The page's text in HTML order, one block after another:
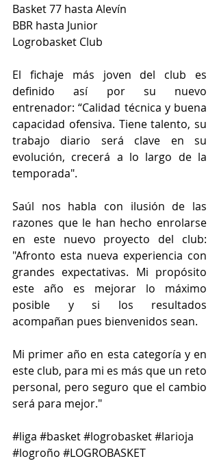
Basket 77 hasta Alevín
BBR hasta Junior
Logrobasket Club
El fichaje más joven del club es
definido así por su nuevo
entrenador: “Calidad técnica y buena
capacidad ofensiva. Tiene talento, su
trabajo diario será clave en su
evolución, crecerá a lo largo de la
temporada".
Saúl nos habla con ilusión de las
razones que le han hecho enrolarse
en este nuevo proyecto del club:
"Afronto esta nueva experiencia con
grandes expectativas. Mi propósito
este año es mejorar lo máximo
posible y si los resultados
acompañan pues bienvenidos sean.
Mi primer año en esta categoría y en
este club, para mi es más que un reto
personal, pero seguro que el cambio
será para mejor."
#liga #basket#logrobasket#larioja
#logroño #LOGROBASKET